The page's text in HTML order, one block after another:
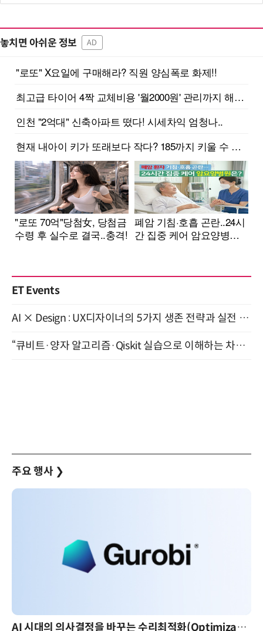
놓치면 아쉬운 정보 AD
ET Events
AI × Design : UX디자이너의 5가지 생존 전략과 실전 대응 8월 28일 개최
“큐비트·양자 알고리즘·Qiskit 실습으로 이해하는 차세대 컴퓨팅” (8/28)
주요 행사 ❯
AI 시대의 의사결정을 바꾸는 수리최적화(Optimization): 실제 산업 적용 사례와 활용 전략